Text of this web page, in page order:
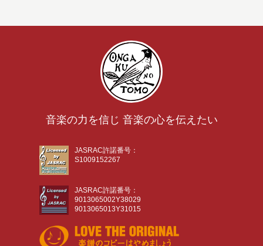
音楽の力を信じ 音楽の心を伝えたい
JASRAC許諾番号：
S1009152267
JASRAC許諾番号：
9013065002Y38029
9013065013Y31015